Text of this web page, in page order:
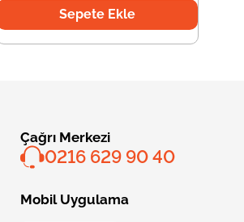
Sepete Ekle
Çağrı Merkezi
0216 629 90 40
Mobil Uygulama